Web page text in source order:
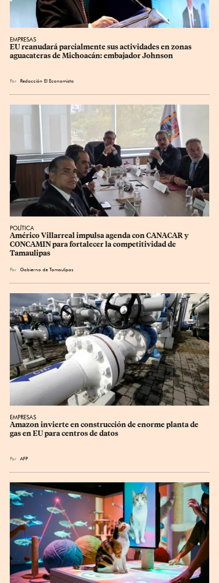
EMPRESAS
EU reanudará parcialmente sus actividades en zonas
aguacateras de Michoacán: embajador Johnson
Por Redacción El Economista
POLÍTICA
Américo Villarreal impulsa agenda con CANACAR y
CONCAMIN para fortalecer la competitividad de
Tamaulipas
Por Gobierno de Tamaulipas
EMPRESAS
Amazon invierte en construcción de enorme planta de
gas en EU para centros de datos
Por AFP